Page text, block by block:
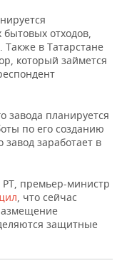
бытовых отходов,
в Татарстане
который займется
завода планируется
по его созданию
заработает в
РТ, премьер-министр
, что сейчас
защитные